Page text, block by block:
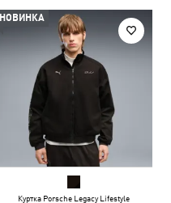
НОВИНКА
Куртка Porsche Legacy Lifestyle